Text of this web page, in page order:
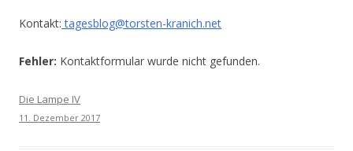
Kontakt: tagesblog@torsten-kranich.net
Fehler: Kontaktformular wurde nicht gefunden.
Die Lampe IV
11. Dezember 2017